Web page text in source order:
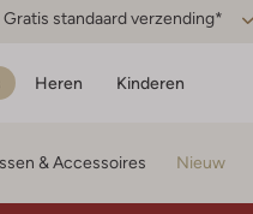
Gratis standaard verzending*
Heren Kinderen
& Accessoires Nieuw